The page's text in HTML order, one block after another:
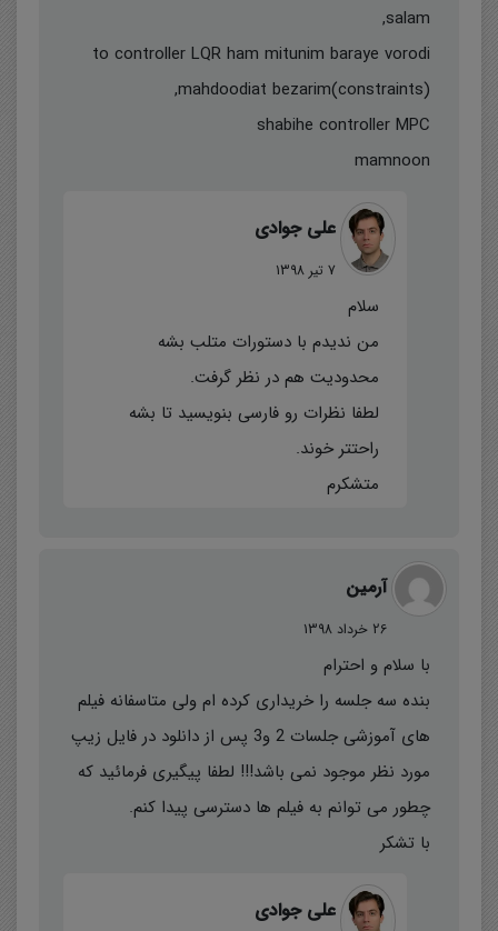
salam,
to controller LQR ham mitunim baraye vorodi
mahdoodiat bezarim(constraints),
shabihe controller MPC
mamnoon
علی جوادی
7 تیر 1398
سلام
من ندیدم با دستورات متلب بشه
محدودیت هم در نظر گرفت.
لطفا نظرات رو فارسی بنویسید تا بشه
راحتتر خوند.
متشکرم
آرمین
26 خرداد 1398
با سلام و احترام
بنده سه جلسه را خریداری کرده ام ولی متاسفانه فیلم
های آموزشی جلسات 2 و3 پس از دانلود در فایل زیپ
مورد نظر موجود نمی باشد!!! لطفا پیگیری فرمائید که
چطور می توانم به فیلم ها دسترسی پیدا کنم.
با تشکر
علی جوادی